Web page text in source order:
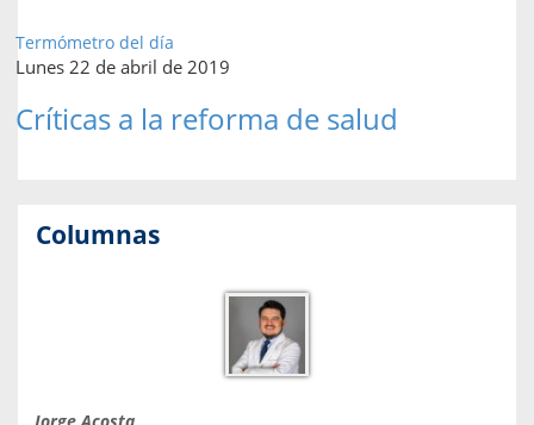
Termómetro del día
Lunes 22 de abril de 2019
Críticas a la reforma de salud
Columnas